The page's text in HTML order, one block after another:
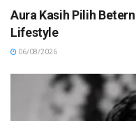
Aura Kasih Pilih
Lifestyle
06/08/2026